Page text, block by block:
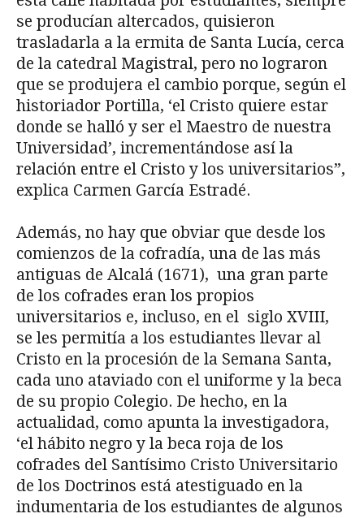
se producían altercados, quisieron
trasladarla a la ermita de Santa Lucía, cerca
de la catedral Magistral, pero no lograron
que se produjera el cambio porque, según el
historiador Portilla, ‘el Cristo quiere estar
donde se halló y ser el Maestro de nuestra
Universidad’, incrementándose así la
relación entre el Cristo y los universitarios”,
explica Carmen García Estradé.
Además, no hay que obviar que desde los
comienzos de la cofradía, una de las más
antiguas de Alcalá (1671), una gran parte
de los cofrades eran los propios
universitarios e, incluso, en el siglo XVIII,
se les permitía a los estudiantes llevar al
Cristo en la procesión de la Semana Santa,
cada uno ataviado con el uniforme y la beca
de su propio Colegio. De hecho, en la
actualidad, como apunta la investigadora,
‘el hábito negro y la beca roja de los
cofrades del Santísimo Cristo Universitario
de los Doctrinos está atestiguado en la
indumentaria de los estudiantes de algunos